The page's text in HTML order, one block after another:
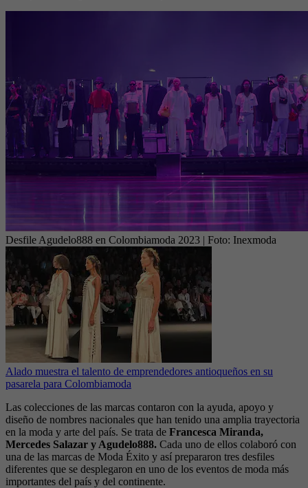
Desfile Agudelo888 en Colombiamoda 2023 | Foto: Inexmoda
Alado muestra el talento de emprendedores antioqueños en su
pasarela para Colombiamoda
Las colecciones de las marcas contaron con la ayuda, apoyo y
diseño de nombres nacionales que han tenido una amplia trayectoria
en la moda y arte del país. Se trata de Francesca Miranda,
Mercedes Salazar y Agudelo888. Cada uno de ellos colaboró con
una de las marcas de Moda Éxito y así prepararon tres desfiles
diferentes que se desplegaron en uno de los eventos de moda más
importantes del país y del continente.